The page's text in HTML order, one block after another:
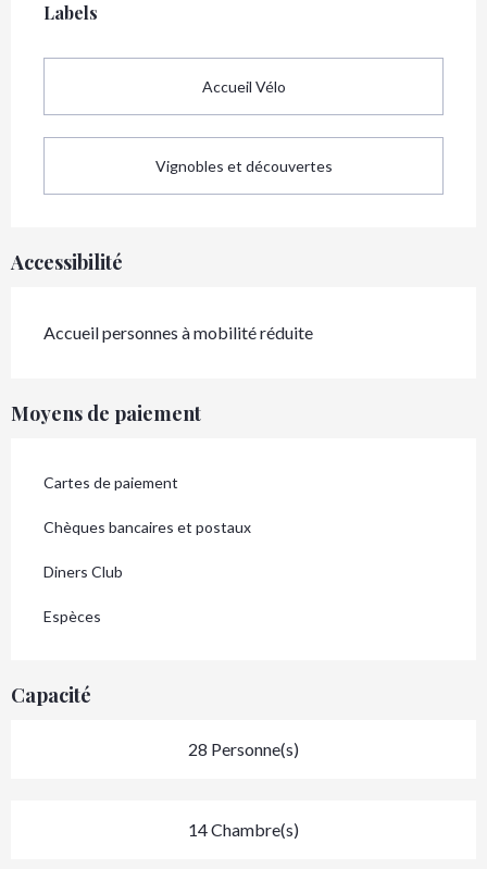
Labels
Labels
Accueil Vélo
Vignobles et découvertes
Accessibilité
Accueil personnes à mobilité réduite
Moyens de paiement
Cartes de paiement
Chèques bancaires et postaux
Diners Club
Espèces
Capacité
28 Personne(s)
14 Chambre(s)